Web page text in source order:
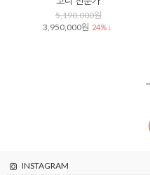
5,190,000원
3,950,000원 24% ↓
INSTAGRAM